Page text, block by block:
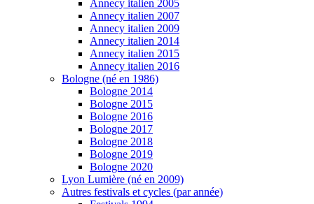
Annecy italien 2005
Annecy italien 2007
Annecy italien 2009
Annecy italien 2014
Annecy italien 2015
Annecy italien 2016
Bologne (né en 1986)
Bologne 2014
Bologne 2015
Bologne 2016
Bologne 2017
Bologne 2018
Bologne 2019
Bologne 2020
Lyon Lumière (né en 2009)
Autres festivals et cycles (par année)